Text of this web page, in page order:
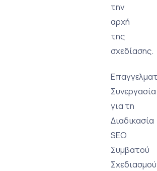
την
αρχή
της
σχεδίασης.
Συνεργασία
για τη
Διαδικασία
SEO
Συμβατού
Σχεδιασμού